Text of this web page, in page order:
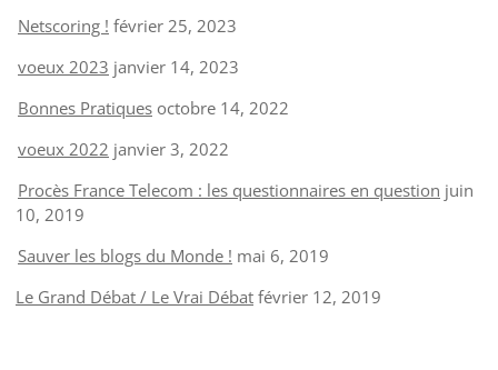
Netscoring ! février 25, 2023
voeux 2023 janvier 14, 2023
Bonnes Pratiques octobre 14, 2022
voeux 2022 janvier 3, 2022
Procès France Telecom : les questionnaires en question juin
10, 2019
Sauver les blogs du Monde ! mai 6, 2019
Le Grand Débat / Le Vrai Débat février 12, 2019